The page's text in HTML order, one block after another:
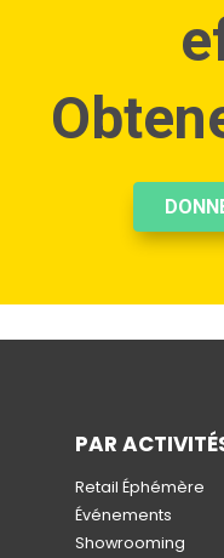
PAR
Retail Éphémère
Événements
Showrooming